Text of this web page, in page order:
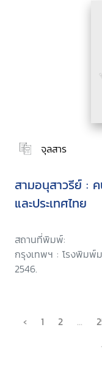
จุลสาร
สามอนุสาวรีย์ :
และประเทศไทย
สถานที่พิมพ์:
กรุงเทพฯ : โรงพิมพ์
2546.
‹ 1 2 ...